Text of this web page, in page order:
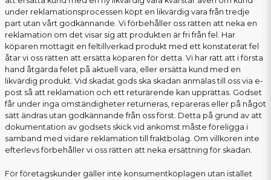
under reklamationsprocessen köpt en likvärdig vara från tredje
part utan vårt godkännande. Vi förbehåller oss rätten att neka en
reklamation om det visar sig att produkten är fri från fel. Har
köparen mottagit en feltillverkad produkt med ett konstaterat fel
åtar vi oss rätten att ersätta köparen för detta. Vi har rätt att i första
hand åtgärda felet på aktuell vara, eller ersätta kund med en
likvärdig produkt. Vid skadat gods ska skadan anmälas till oss via e-
post så att reklamation och ett returärende kan upprättas. Godset
får under inga omständigheter returneras, repareras eller på något
sätt ändras utan godkännande från oss först. Detta på grund av att
dokumentation av godsets skick vid ankomst måste föreligga i
samband med vidare reklamation till fraktbolag. Om villkoren inte
efterlevs förbehåller vi oss rätten att neka ersättning för skadan.
För företagskunder gäller inte konsumentköplagen utan istället